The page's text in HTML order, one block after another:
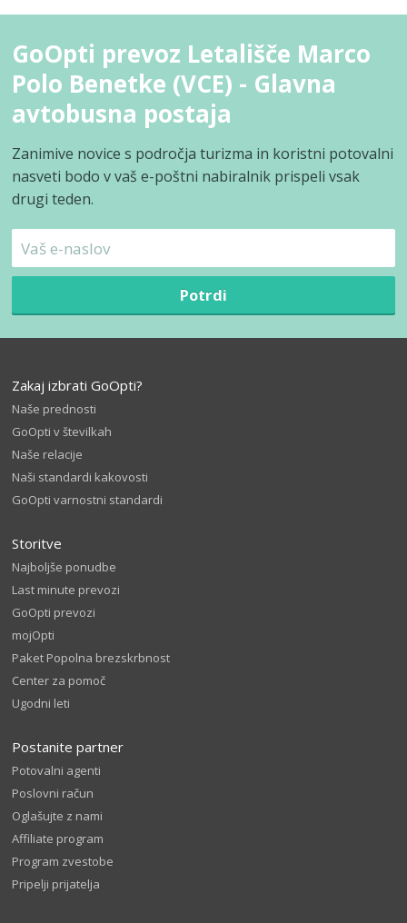
GoOpti prevoz Letališče Marco
Polo Benetke (VCE) - Glavna
avtobusna postaja
Zanimive novice s področja turizma in koristni potovalni
nasveti bodo v vaš e-poštni nabiralnik prispeli vsak
drugi teden.
Potrdi
Zakaj izbrati GoOpti?
Naše prednosti
GoOpti v številkah
Naše relacije
Naši standardi kakovosti
GoOpti varnostni standardi
Storitve
Najboljše ponudbe
Last minute prevozi
GoOpti prevozi
mojOpti
Paket Popolna brezskrbnost
Center za pomoč
Ugodni leti
Postanite partner
Potovalni agenti
Poslovni račun
Oglašujte z nami
Affiliate program
Program zvestobe
Pripelji prijatelja